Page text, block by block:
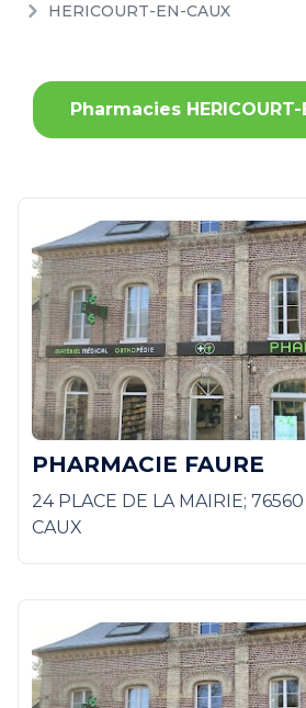
HERICOURT-EN-CAUX
Pharmacies HERICOURT-
PHARMACIE FAURE
24 PLACE DE LA MAIRIE;
CAUX